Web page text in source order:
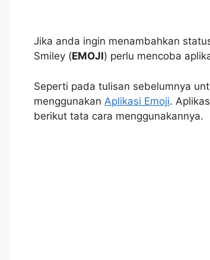
Jika anda ingin menambahkan
Smiley (EMOJI) perlu mencoba
Seperti pada tulisan sebelumnya
menggunakan Aplikasi Emoji.
berikut tata cara menggunakannya.